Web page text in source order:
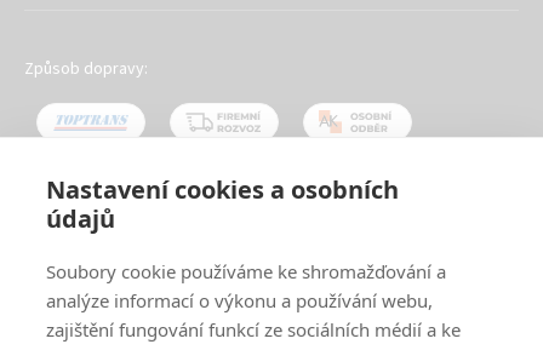
Nastavení cookies a osobních
údajů
Soubory cookie používáme ke shromažďování a
analýze informací o výkonu a používání webu,
zajištění fungování funkcí ze sociálních médií a ke
Způsob dopravy: